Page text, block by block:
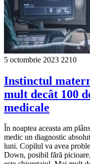
5 octombrie 2023 2210
Instinctul
mult decât 100
medicale
În noaptea aceasta am
medic un diagnostic
luni. Copilul va avea
Down, posibil fără